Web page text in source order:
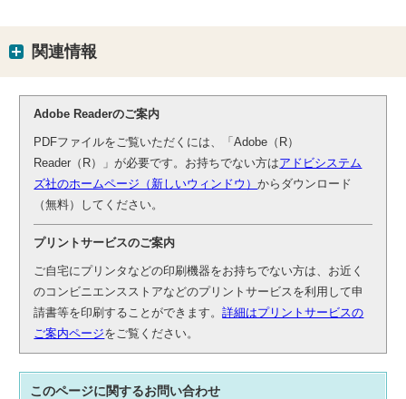
関連情報
Adobe Readerのご案内
PDFファイルをご覧いただくには、「Adobe（R）
Reader（R）」が必要です。お持ちでない方はアドビシステム
ズ社のホームページ（新しいウィンドウ）からダウンロード
（無料）してください。
プリントサービスのご案内
ご自宅にプリンタなどの印刷機器をお持ちでない方は、お近く
のコンビニエンスストアなどのプリントサービスを利用して申
請書等を印刷することができます。詳細はプリントサービスの
ご案内ページをご覧ください。
このページに関するお問い合わせ